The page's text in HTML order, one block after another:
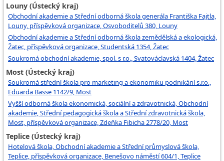
Louny (Ústecký kraj)
Obchodní akademie a Střední odborná škola generála Františka Fajtla,
Louny, příspěvková organizace, Osvoboditelů 380, Louny
Obchodní akademie a Střední odborná škola zemědělská a ekologická,
Žatec, příspěvková organizace, Studentská 1354, Žatec
Soukromá obchodní akademie, spol. s r.o., Svatováclavská 1404, Žatec
Most (Ústecký kraj)
Soukromá střední škola pro marketing a ekonomiku podnikání s.r.o.,
Eduarda Basse 1142/9, Most
Vyšší odborná škola ekonomická, sociální a zdravotnická, Obchodní
akademie, Střední pedagogická škola a Střední zdravotnická škola,
Most, příspěvková organizace, Zdeňka Fibicha 2778/20, Most
Teplice (Ústecký kraj)
Hotelová škola, Obchodní akademie a Střední průmyslová škola,
Teplice, příspěvková organizace, Benešovo náměstí 604/1, Teplice